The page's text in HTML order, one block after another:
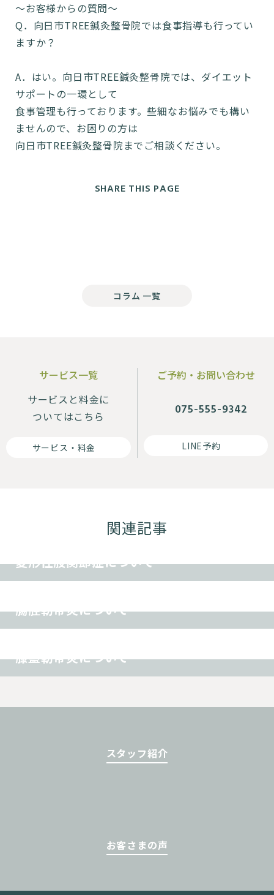
〜お客様からの質問〜
Q．向日市TREE鍼灸整骨院では食事指導も行ってい
ますか？
A．はい。向日市TREE鍼灸整骨院では、ダイエット
サポートの一環として
食事管理も行っております。些細なお悩みでも構い
ませんので、お困りの方は
向日市TREE鍼灸整骨院までご相談ください。
SHARE THIS PAGE
コラム 一覧
サービス一覧
サービスと料金に
ついてはこちら
サービス・料金
ご予約・お問い合わせ
075-555-9342
LINE予約
関連記事
変形性股関節症について
腸脛靭帯炎について
膝蓋靭帯炎について
スタッフ紹介
お客さまの声